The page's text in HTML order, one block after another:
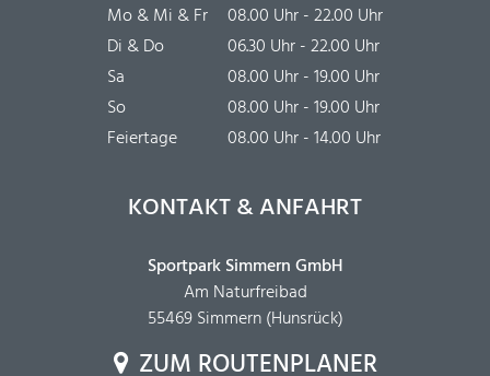
Mo & Mi & Fr
08.00 Uhr - 22.00 Uhr
Di & Do
06.30 Uhr - 22.00 Uhr
Sa
08.00 Uhr - 19.00 Uhr
So
08.00 Uhr - 19.00 Uhr
Feiertage
08.00 Uhr - 14.00 Uhr
KONTAKT & ANFAHRT
Sportpark Simmern GmbH
Am Naturfreibad
55469 Simmern (Hunsrück)
ZUM ROUTENPLANER